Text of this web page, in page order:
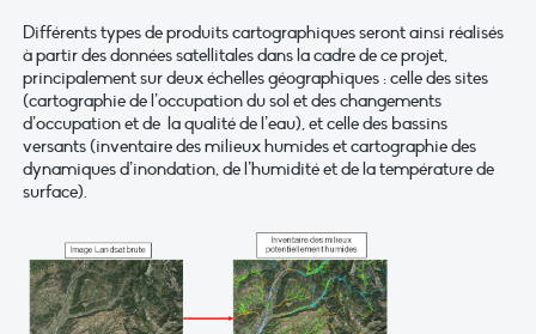
Différents types de produits cartographiques seront ainsi réalisés
à partir des données satellitales dans la cadre de ce projet,
principalement sur deux échelles géographiques : celle des sites
(cartographie de l’occupation du sol et des changements
d’occupation et de la qualité de l’eau), et celle des bassins
versants (inventaire des milieux humides et cartographie des
dynamiques d’inondation, de l’humidité et de la température de
surface).